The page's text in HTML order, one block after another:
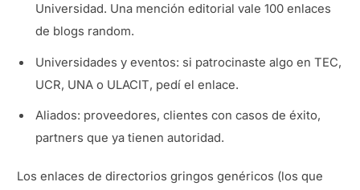
Universidad. Una mención editorial vale 100 enlaces
de blogs random.
Universidades y eventos: si patrocinaste algo en TEC,
UCR, UNA o ULACIT, pedí el enlace.
Aliados: proveedores, clientes con casos de éxito,
partners que ya tienen autoridad.
Los enlaces de directorios gringos genéricos (los que